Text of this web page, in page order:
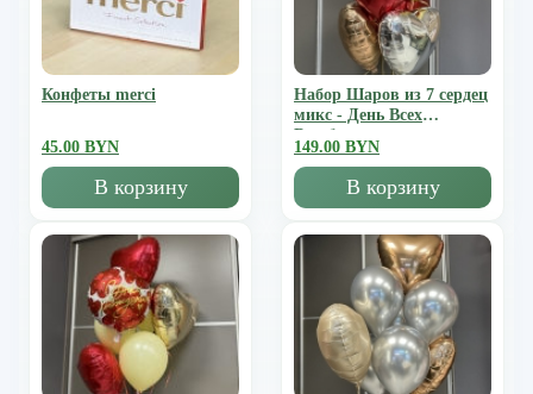
Конфеты merci
45.00 BYN
В корзину
Набор Шаров из 7 сердец
микс - День Всех
Влюбленных
149.00 BYN
В корзину